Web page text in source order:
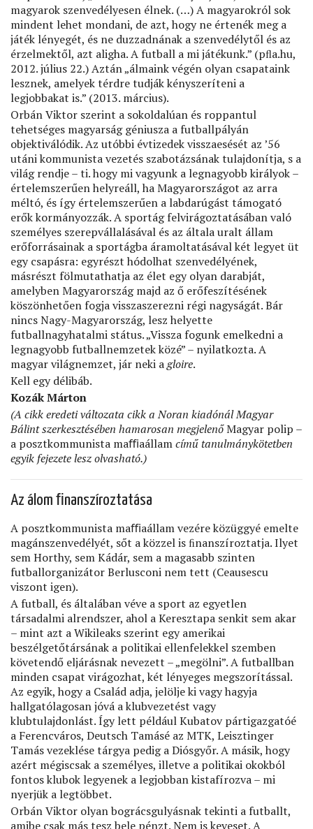
magyarok szenvedélyesen élnek. (…) A magyarokról sok
mindent lehet mondani, de azt, hogy ne értenék meg a
játék lényegét, és ne duzzadnának a szenvedélytől és az
érzelmektől, azt aligha. A futball a mi játékunk.” (pﬂa.hu,
2012. július 22.) Aztán „álmaink végén olyan csapataink
lesznek, amelyek térdre tudják kényszeríteni a
legjobbakat is.” (2013. március).
Orbán Viktor szerint a sokoldalúan és roppantul
tehetséges magyarság géniusza a futballpályán
objektiválódik. Az utóbbi évtizedek visszaesését az ’56
utáni kommunista vezetés szabotázsának tulajdonítja, s a
világ rendje – ti. hogy mi vagyunk a legnagyobb királyok –
értelemszerűen helyreáll, ha Magyarországot az arra
méltó, és így értelemszerűen a labdarúgást támogató
erők kormányozzák. A sportág felvirágoztatásában való
személyes szerepvállalásával és az általa uralt állam
erőforrásainak a sportágba áramoltatásával két legyet üt
egy csapásra: egyrészt hódolhat szenvedélyének,
másrészt fölmutathatja az élet egy olyan darabját,
amelyben Magyarország majd az ő erőfeszítésének
köszönhetően fogja visszaszerezni régi nagyságát. Bár
nincs Nagy-Magyarország, lesz helyette
futballnagyhatalmi státus. „Vissza fogunk emelkedni a
legnagyobb futballnemzetek közé” – nyilatkozta. A
magyar világnemzet, jár neki agloire.
Kell egy délibáb.
Kozák Márton
(A cikk eredeti változata cikk a Noran kiadónálMagyar
Bálint szerkesztésében hamarosan megjelenőMagyar polip –
a posztkommunista maﬃaállamcíműtanulmánykötetben
egyik fejezetelesz olvasható.)
Az álom ﬁnanszíroztatása
A posztkommunista maﬃaállam vezére közüggyé emelte
magánszenvedélyét, sőt a közzel is ﬁnanszíroztatja. Ilyet
sem Horthy, sem Kádár, sem a magasabb szinten
futballorganizátor Berlusconi nem tett (Ceausescu
viszont igen).
A futball, és általában véve a sport az egyetlen
társadalmi alrendszer, ahol a Keresztapa senkit sem akar
– mint azt a Wikileaks szerint egy amerikai
beszélgetőtársának a politikai ellenfelekkel szemben
követendő eljárásnak nevezett – „megölni”. A futballban
minden csapat virágozhat, két lényeges megszorítással.
Az egyik, hogy a Család adja, jelölje ki vagy hagyja
hallgatólagosan jóvá a klubvezetést vagy
klubtulajdonlást. Így lett például Kubatov pártigazgatóé
a Ferencváros, Deutsch Tamásé az MTK, Leisztinger
Tamás vezeklése tárgya pedig a Diósgyőr. A másik, hogy
azért mégiscsak a személyes, illetve a politikai okokból
fontos klubok legyenek a legjobban kistafírozva – mi
nyerjük a legtöbbet.
Orbán Viktor olyan bográcsgulyásnak tekinti a futballt,
amibe csak más tesz bele pénzt. Nem is keveset. A